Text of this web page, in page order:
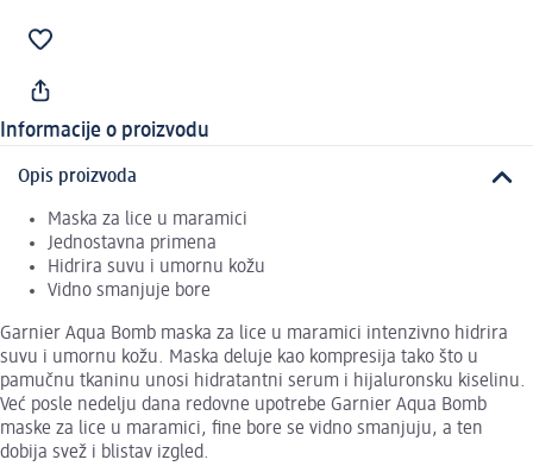
Informacije o proizvodu
Opis proizvoda
Maska za lice u maramici
Jednostavna primena
Hidrira suvu i umornu kožu
Vidno smanjuje bore
Garnier Aqua Bomb maska za lice u maramici intenzivno hidrira
suvu i umornu kožu. Maska deluje kao kompresija tako što u
pamučnu tkaninu unosi hidratantni serum i hijaluronsku kiselinu.
Već posle nedelju dana redovne upotrebe Garnier Aqua Bomb
maske za lice u maramici, fine bore se vidno smanjuju, a ten
dobija svež i blistav izgled.